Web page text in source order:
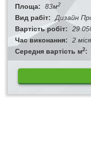
Площа:
83м2
Вид рабіт:
Дизайн
Вартість робіт:
29
Час виконання:
2
Середня вартість м2: